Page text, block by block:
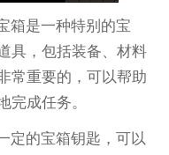
箱是一种特别的宝
具，包括装备、材料
常重要的，可以帮助
完成任务。
定的宝箱钥匙，可以